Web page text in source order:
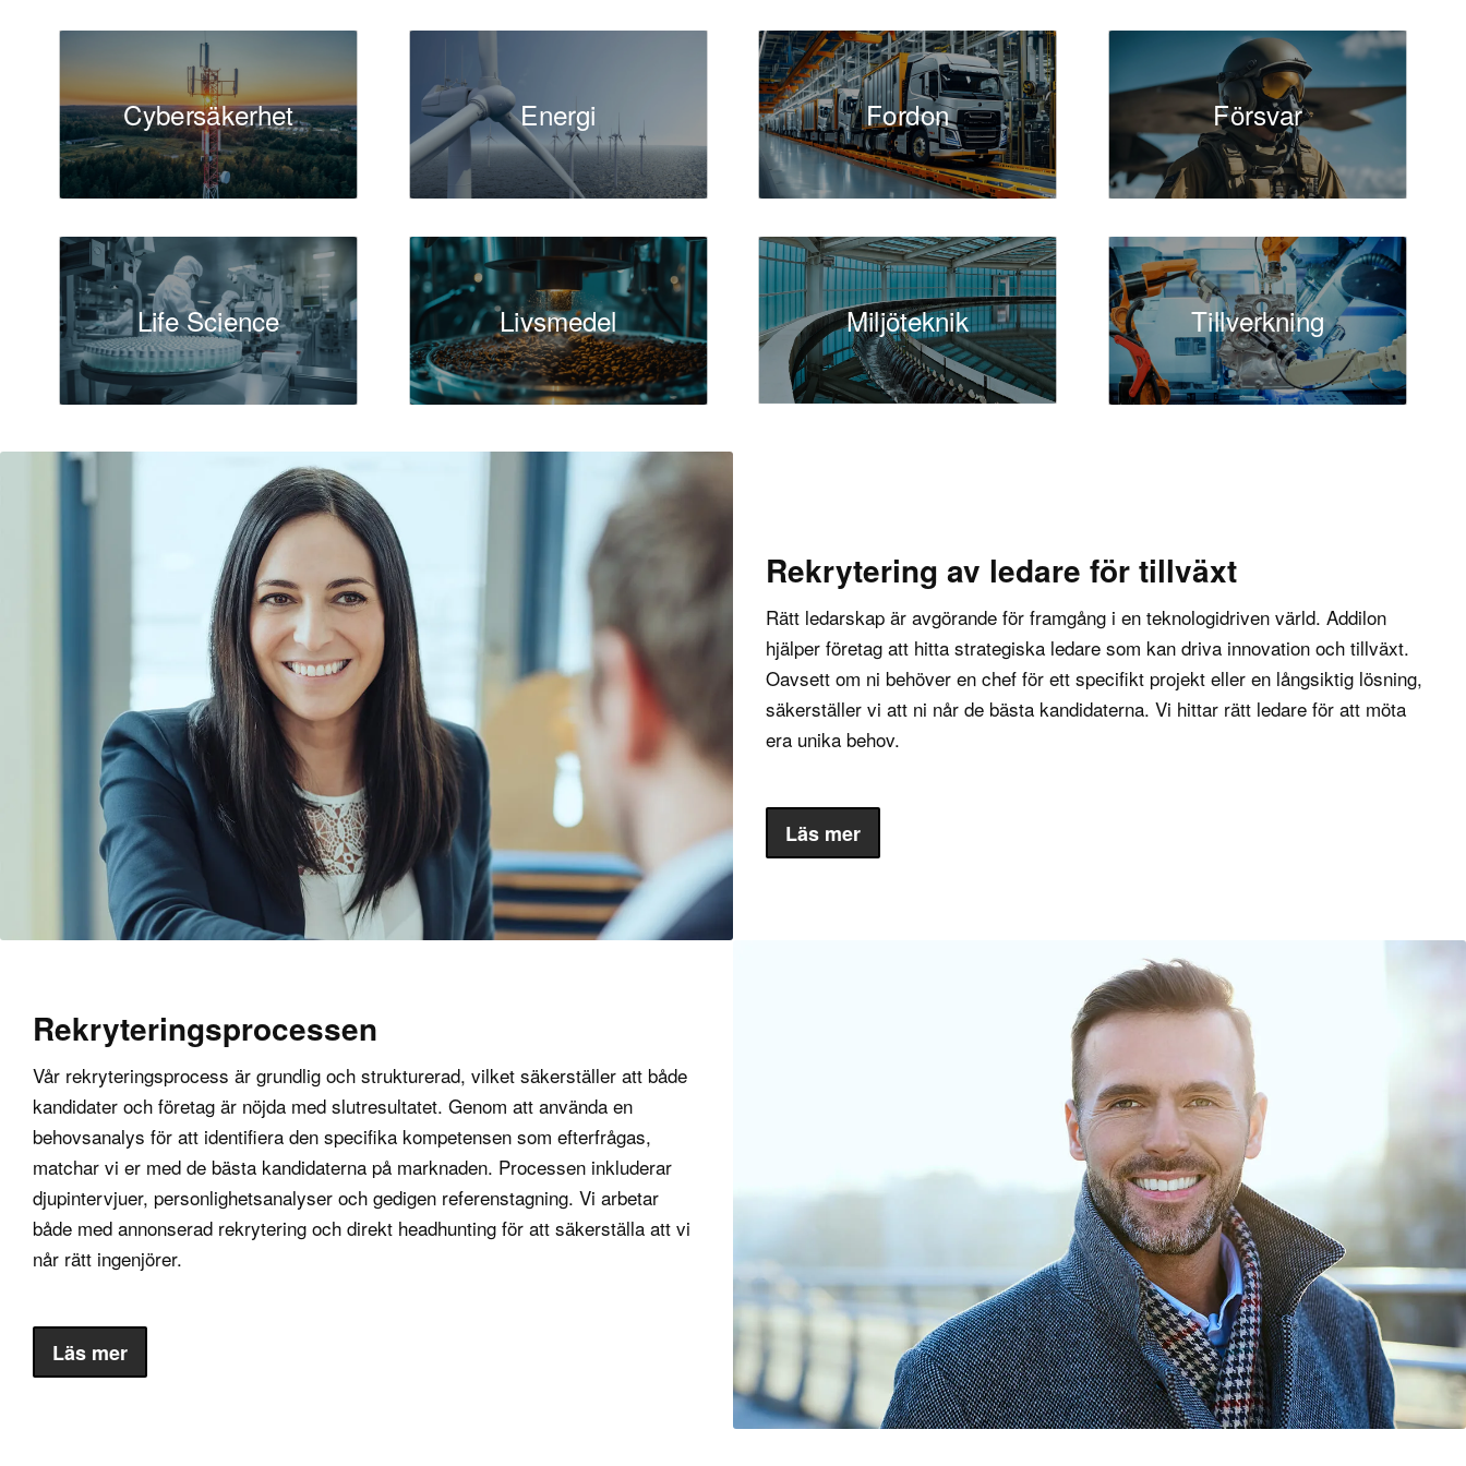
korrekta och följer regler och standarder. CFO fungerar som företagets främsta finansiella rådgivare
till ledningen och styrelsen, vilket innebär att de måste förse företagsledningen med finansiell insikt
för att kunna fatta välgrundade beslut.
Ekonomichefen ansvarar också för att övervaka kassaflöde, likviditet och kapitalstruktur för att
säkerställa att företaget har tillräckliga resurser för att möta sina ekonomiska åtaganden och stödja
tillväxtinitiativ. De utvecklar strategier för att hantera finansiella risker och optimerar
CFO arbetar också med att säkerställa att företagets ekonomiska rapporter och bokföring är i linje
med gällande lagar och redovisningsstandarder, såsom IFRS eller GAAP. De ansvarar för att
upprätthålla transparens och efterlevnad genom noggranna rapporteringsrutiner och revisioner.
Dessutom spelar ekonomichefen en nyckelroll i att driva fusioner, förvärv och andra strategiska
finansiella initiativ.
Varför är rollen viktig för företaget?
En CFO är en av de mest inflytelserika ledarrollerna inom ett företag, särskilt när det gäller att
säkerställa långsiktig finansiell stabilitet och framgång. Genom att tillhandahålla en tydlig och
noggrann finansiell strategi kan ekonomichefen hjälpa företaget att planera och hantera sina
resurser effektivt, vilket är avgörande för att uppnå tillväxt och konkurrenskraft. CFO fungerar
också som en bro mellan företagets finansiella prestanda och ledningens strategiska mål, vilket
säkerställer att alla affärsbeslut baseras på robust ekonomisk analys.
En ekonomichef spelar också en viktig roll i riskhantering, särskilt när det gäller finansiella risker
som ränteförändringar, valutafluktuationer eller globala ekonomiska skiftningar. Genom att utveckla
strategier för att hantera dessa risker och optimera företagets kapitalstruktur skyddar CFO
företaget från potentiella finansiella utmaningar.
Förutom att fokusera på nuvarande ekonomiska resultat är en CFO också ansvarig för att identifiera
framtida tillväxtmöjligheter, både genom att effektivt hantera befintliga tillgångar och genom att driva
investeringar och expansion. De spelar en central roll i företagets kapitalanskaffning och finansiella
planering för framtida tillväxtinitiativ, vilket gör dem till en nyckelaktör i att forma företagets
Genom att rekrytera en kompetent CFO kan företag optimera sin finansiella prestation, öka sin
konkurrenskraft och säkerställa att de är väl förberedda för framtida utmaningar.
Vilka kvalifikationer och egenskaper behövs?
En CFO behöver ha en stark bakgrund inom ekonomi och redovisning, vanligtvis med en examen
inom ekonomi, företagsekonomi eller redovisning, ofta kombinerat med professionella kvalifikationer
som CPA (Certified Public Accountant) eller CMA (Certified Management Accountant). Erfarenhet
av att leda finansiella funktioner och hantera både intern och extern rapportering är avgörande,
särskilt för företag som följer internationella redovisningsstandarder som IFRS eller GAAP.
Analytisk förmåga är en av de viktigaste egenskaperna hos en CFO. De måste kunna analysera
finansiella rapporter, identifiera trender och ge strategiska rekommendationer baserade på
djupgående analys av data. Förmågan att hantera komplexa finansiella strukturer och investeringar
är också avgörande, eftersom de måste kunna identifiera risker och möjligheter för företaget.
Cybersäkerhet Energi Fordon Försvar
Life Science Livsmedel Miljöteknik Tillverkning
Rekrytering av ledare för tillväxt
Rätt ledarskap är avgörande för framgång i en teknologidriven värld. Addilon
hjälper företag att hitta strategiska ledare som kan driva innovation och tillväxt.
Oavsett om ni behöver en chef för ett specifikt projekt eller en långsiktig lösning,
säkerställer vi att ni når de bästa kandidaterna. Vi hittar rätt ledare för att möta
era unika behov.
Läs mer
Rekryteringsprocessen
Vår rekryteringsprocess är grundlig och strukturerad, vilket säkerställer att både
kandidater och företag är nöjda med slutresultatet. Genom att använda en
behovsanalys för att identifiera den specifika kompetensen som efterfrågas,
matchar vi er med de bästa kandidaterna på marknaden. Processen inkluderar
djupintervjuer, personlighetsanalyser och gedigen referenstagning. Vi arbetar
både med annonserad rekrytering och direkt headhunting för att säkerställa att vi
når rätt ingenjörer.
Läs mer